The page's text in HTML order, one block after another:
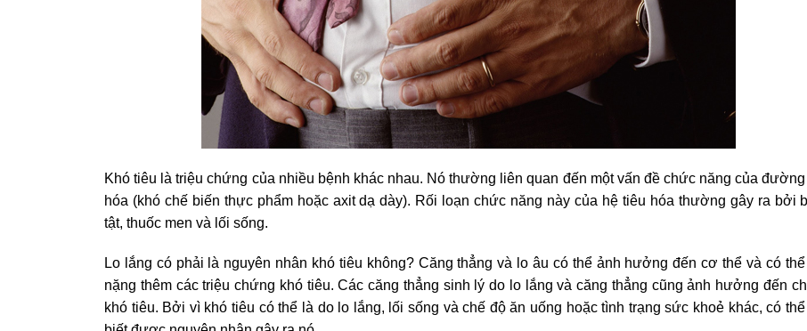
Khó tiêu là triệu chứng của nhiều bệnh khác nhau. Nó thường liên quan đến một vấn đề chức năng của
hóa (khó chế biến thực phẩm hoặc axit dạ dày). Rối loạn chức năng này của hệ tiêu hóa thường gây ra bởi
tật, thuốc men và lối sống.
Lo lắng có phải là nguyên nhân khó tiêu không? Căng thẳng và lo âu có thể ảnh hưởng đến cơ thể và có
nặng thêm các triệu chứng khó tiêu. Các căng thẳng sinh lý do lo lắng và căng thẳng cũng ảnh hưởng đến
khó tiêu. Bởi vì khó tiêu có thể là do lo lắng, lối sống và chế độ ăn uống hoặc tình trạng sức khoẻ khác, có